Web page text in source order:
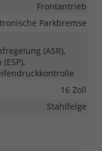
Frontantrieb
Parkbremse
(ASR),
16 Zoll
Stahlfelge